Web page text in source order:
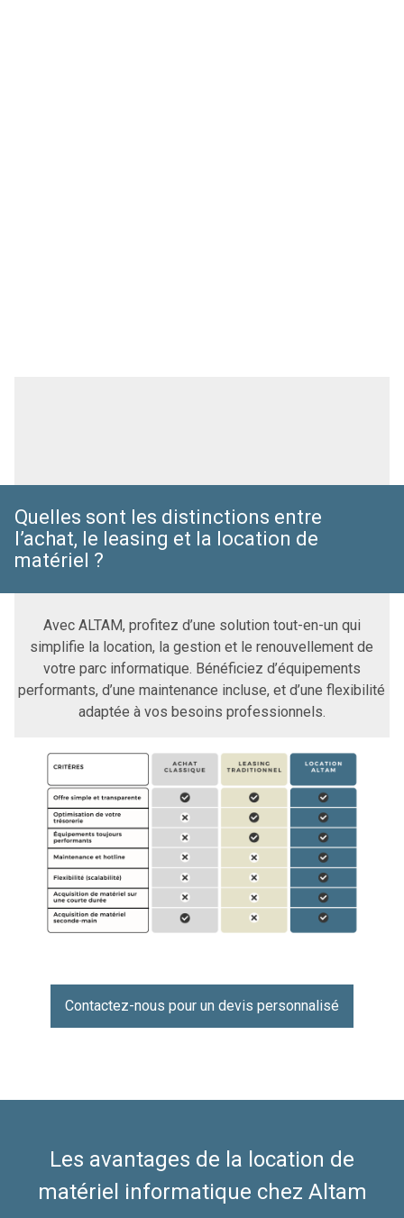
Quelles sont les distinctions entre
l’achat, le leasing et la location de
matériel ?
Avec ALTAM, profitez d’une solution tout-en-un qui
simplifie la location, la gestion et le renouvellement de
votre parc informatique. Bénéficiez d’équipements
performants, d’une maintenance incluse, et d’une flexibilité
adaptée à vos besoins professionnels.
Contactez-nous pour un devis personnalisé
Les avantages de la location de
matériel informatique chez Altam